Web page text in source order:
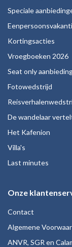
Speciale
Kortingsacties
Vroegboeken 2026
Seat only
Fotowedstrijd
De wandelaar
Het Kafenion
Villa's
Last minutes
Onze
Contact
Algemene
ANVR, SGR en